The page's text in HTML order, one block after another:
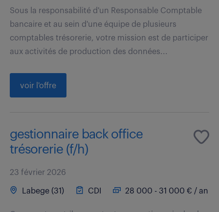
Sous la responsabilité d'un Responsable Comptable
bancaire et au sein d'une équipe de plusieurs
comptables trésorerie, votre mission est de participer
aux activités de production des données...
voir l'offre
gestionnaire back office
trésorerie (f/h)
23 février 2026
Labege (31) CDI 28 000 - 31 000 € / an